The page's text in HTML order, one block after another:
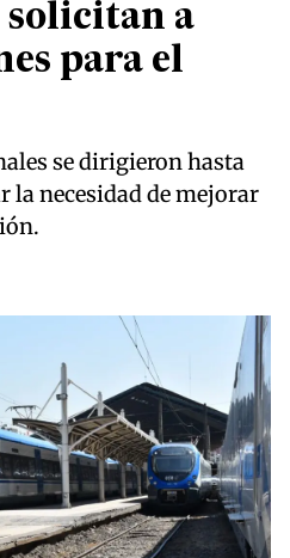
a
para el
se dirigieron hasta
la necesidad de mejorar